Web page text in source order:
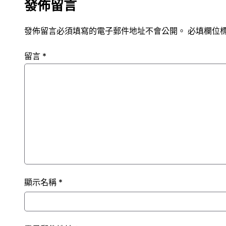
發佈留言
發佈留言必須填寫的電子郵件地址不會公開。 必填欄位
留言 *
顯示名稱 *